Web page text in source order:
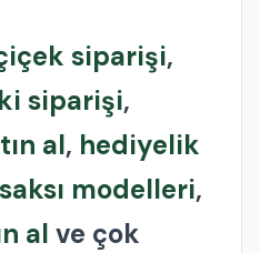
siparişi,
siparişi,
al, hediyelik
saksı modelleri,
al ve çok